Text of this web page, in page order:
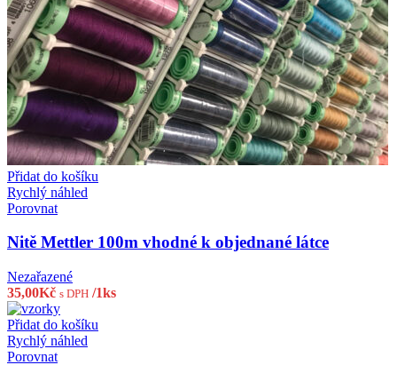
Přidat do košíku
Rychlý náhled
Porovnat
Nitě Mettler 100m vhodné k objednané látce
Nezařazené
35,00Kč s DPH /1ks
Přidat do košíku
Rychlý náhled
Porovnat